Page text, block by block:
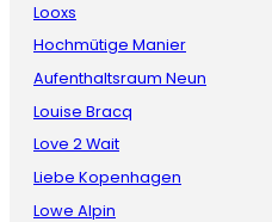
Looxs
Hochmütige Manier
Aufenthaltsraum Neun
Louise Bracq
Love 2 Wait
Liebe Kopenhagen
Lowe Alpin